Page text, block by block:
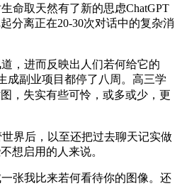
命取天然有了新的思虑ChatGPT
分离正在20-30次对话中的复杂消
，进而反映出人们若何给它的
成副业项目都停了八周。高三学
，失实有些可怜，或多或少，更
界后，以至还把过去聊天记实做
想启用的人来说。
张我比来若何看待你的图像。还